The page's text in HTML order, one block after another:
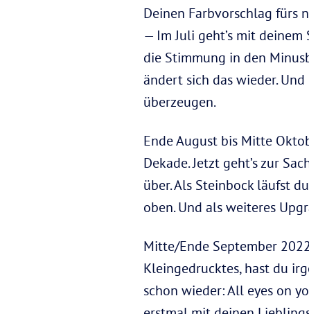
Deinen Farbvorschlag fürs
— Im Juli geht’s mit
die Stimmung in den
ändert sich das wieder.
überzeugen.
Ende August bis Mitte
Dekade. Jetzt geht’s zur
über. Als Steinbock läufst
oben. Und als weiteres
Mitte/Ende September
Kleingedrucktes, hast du
schon wieder: All eyes on